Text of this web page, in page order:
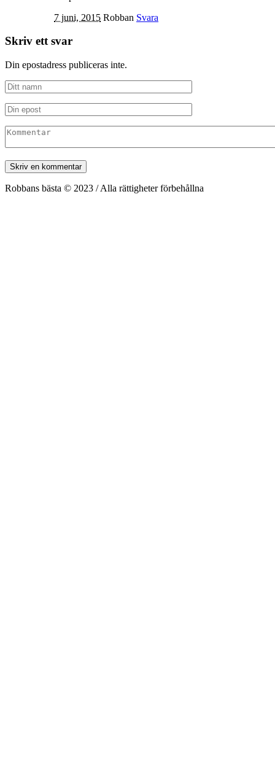
7 juni, 2015 Robban Svara
Skriv ett svar
Din epostadress publiceras inte.
Robbans bästa © 2023 / Alla rättigheter förbehållna